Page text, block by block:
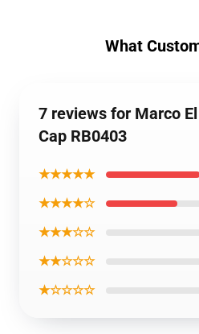
What
7 reviews for Marco
Cap RB0403
★★★★★
★★★★☆
★★★☆☆
★★☆☆☆
★☆☆☆☆